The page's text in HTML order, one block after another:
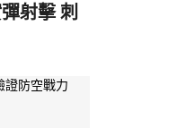
射擊 刺